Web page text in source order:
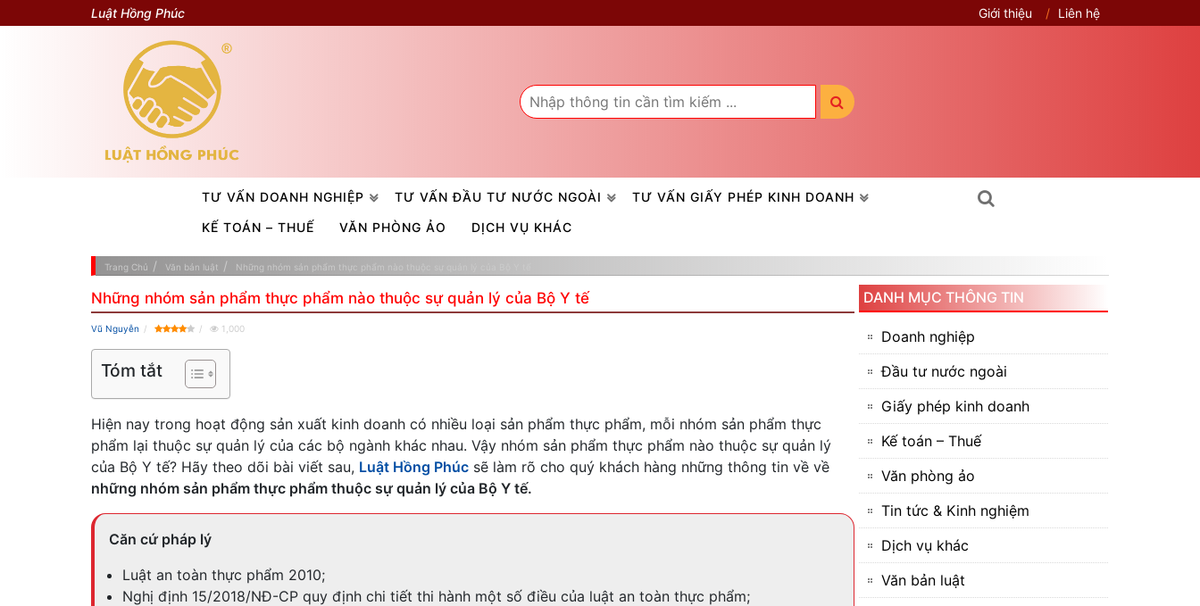
Luật Hồng Phúc Giới thiệu Liên hệ
TƯ VẤN DOANH NGHIỆP TƯ VẤN ĐẦU TƯ NƯỚC NGOÀI
TƯ VẤN GIẤY PHÉP KINH DOANH
KẾ TOÁN – THUẾ
VĂN PHÒNG ẢO DỊCH VỤ KHÁC
Trang Chủ Văn bản luật Những nhóm sản phẩm thực phẩm nào thuộc sự quản lý của Bộ Y tế
Những nhóm sản phẩm thực phẩm nào thuộc sự quản lý của Bộ Y tế
Vũ Nguyễn 1,000
Tóm tắt
Hiện nay trong hoạt động sản xuất kinh doanh có nhiều loại sản phẩm thực phẩm, mỗi nhóm sản phẩm thực
phẩm lại thuộc sự quản lý của các bộ ngành khác nhau. Vậy nhóm sản phẩm thực phẩm nào thuộc sự quản lý
của Bộ Y tế? Hãy theo dõi bài viết sau, Luật Hồng Phúc sẽ làm rõ cho quý khách hàng những thông tin về về
những nhóm sản phẩm thực phẩm thuộc sự quản lý của Bộ Y tế.
Căn cứ pháp lý
Luật an toàn thực phẩm 2010;
Nghị định 15/2018/NĐ-CP quy định chi tiết thi hành một số điều của luật an toàn thực phẩm;
DANH MỤC THÔNG TIN
Doanh nghiệp
Đầu tư nước ngoài
Giấy phép kinh doanh
Kế toán – Thuế
Văn phòng ảo
Tin tức & Kinh nghiệm
Dịch vụ khác
Văn bản luật